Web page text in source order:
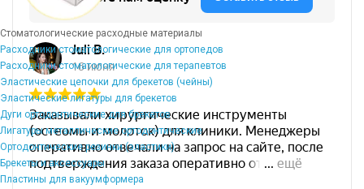
Стоматологические расходные материалы
Расходники стоматологические для ортопедов
Расходники стоматологические для терапевтов
Эластические цепочки для брекетов (чейны)
Эластические лигатуры для брекетов
Дуги ортодонтические для брекетов
Лигатуры металлические ортодонтические
Ортодонтические резинки (эластики)
Брекеты и аксессуары
Пластины для вакуумформера